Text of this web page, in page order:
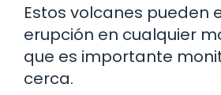
Estos volcanes pueden
erupción en cualquier
que es importante
cerca.